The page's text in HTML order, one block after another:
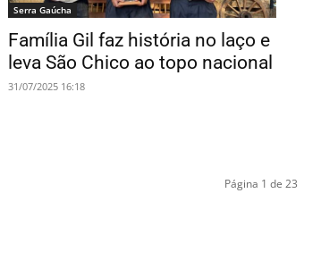
Serra Gaúcha
Família Gil faz história no laço e
leva São Chico ao topo nacional
31/07/2025 16:18
Página 1 de 23